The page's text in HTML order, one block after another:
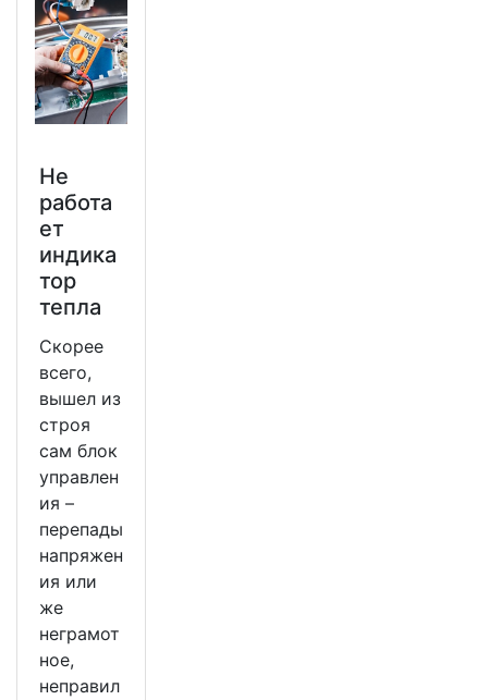
Не
работа
ет
индика
тор
тепла
Скорее
всего,
вышел из
строя
сам блок
управлен
ия –
перепады
напряжен
ия или
же
неграмот
ное,
неправил